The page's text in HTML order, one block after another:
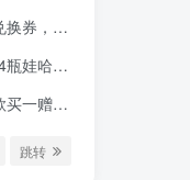
每天领2-6元等等
筒，交行立减金等
领10元刷卡金等
跳转